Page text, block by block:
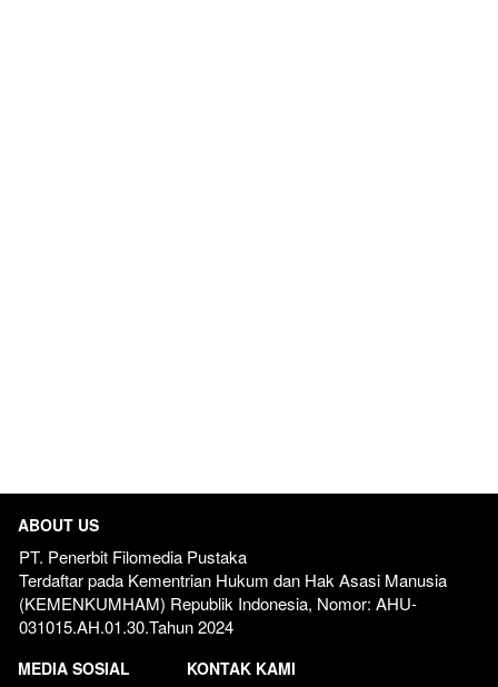
ABOUT US
PT. Penerbit Filomedia Pustaka
Terdaftar pada Kementrian Hukum dan Hak Asasi Manusia
(KEMENKUMHAM) Republik Indonesia, Nomor: AHU-
031015.AH.01.30.Tahun 2024
MEDIA SOSIAL KONTAK KAMI